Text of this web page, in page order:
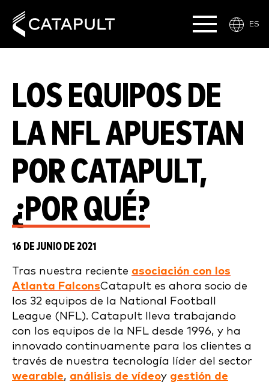
ES
LOS EQUIPOS DE
LA NFL APUESTAN
POR CATAPULT,
¿POR QUÉ?
16 DE JUNIO DE 2021
Tras nuestra reciente asociación con los
Atlanta FalconsCatapult es ahora socio de
los 32 equipos de la National Football
League (NFL). Catapult lleva trabajando
con los equipos de la NFL desde 1996, y ha
innovado continuamente para los clientes a
través de nuestra tecnología líder del sector
wearable, análisis de vídeoy gestión de